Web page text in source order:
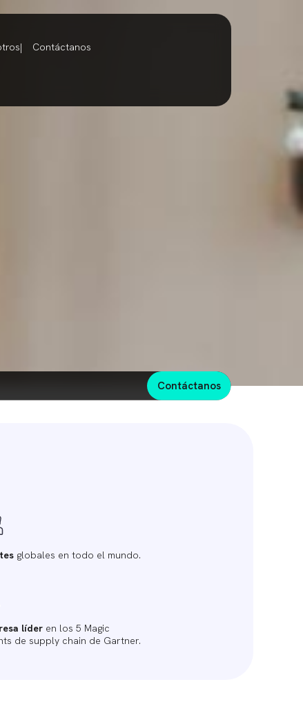
Contáctanos
contáctanos
globales en todo el mundo.
líder en los 5 Magic
de supply chain de Gartner.